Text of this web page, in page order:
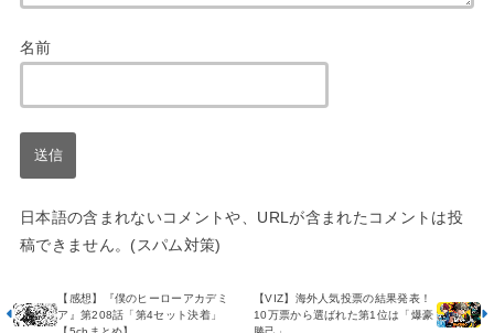
名前
日本語の含まれないコメントや、URLが含まれたコメントは投
稿できません。(スパム対策)
【VIZ】海外人気投票の結果発表！
10万票から選ばれた第1位は「爆豪
【感想】『僕のヒーローアカデミ
ア』第208話「第4セット決着」